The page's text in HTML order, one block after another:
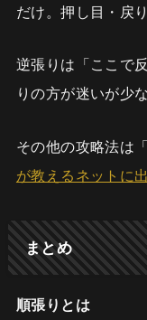
だけ。押し目・戻
逆張りは「ここで
りの方が迷いが少な
その他の攻略法は「
が教えるネットに
まとめ
順張りとは